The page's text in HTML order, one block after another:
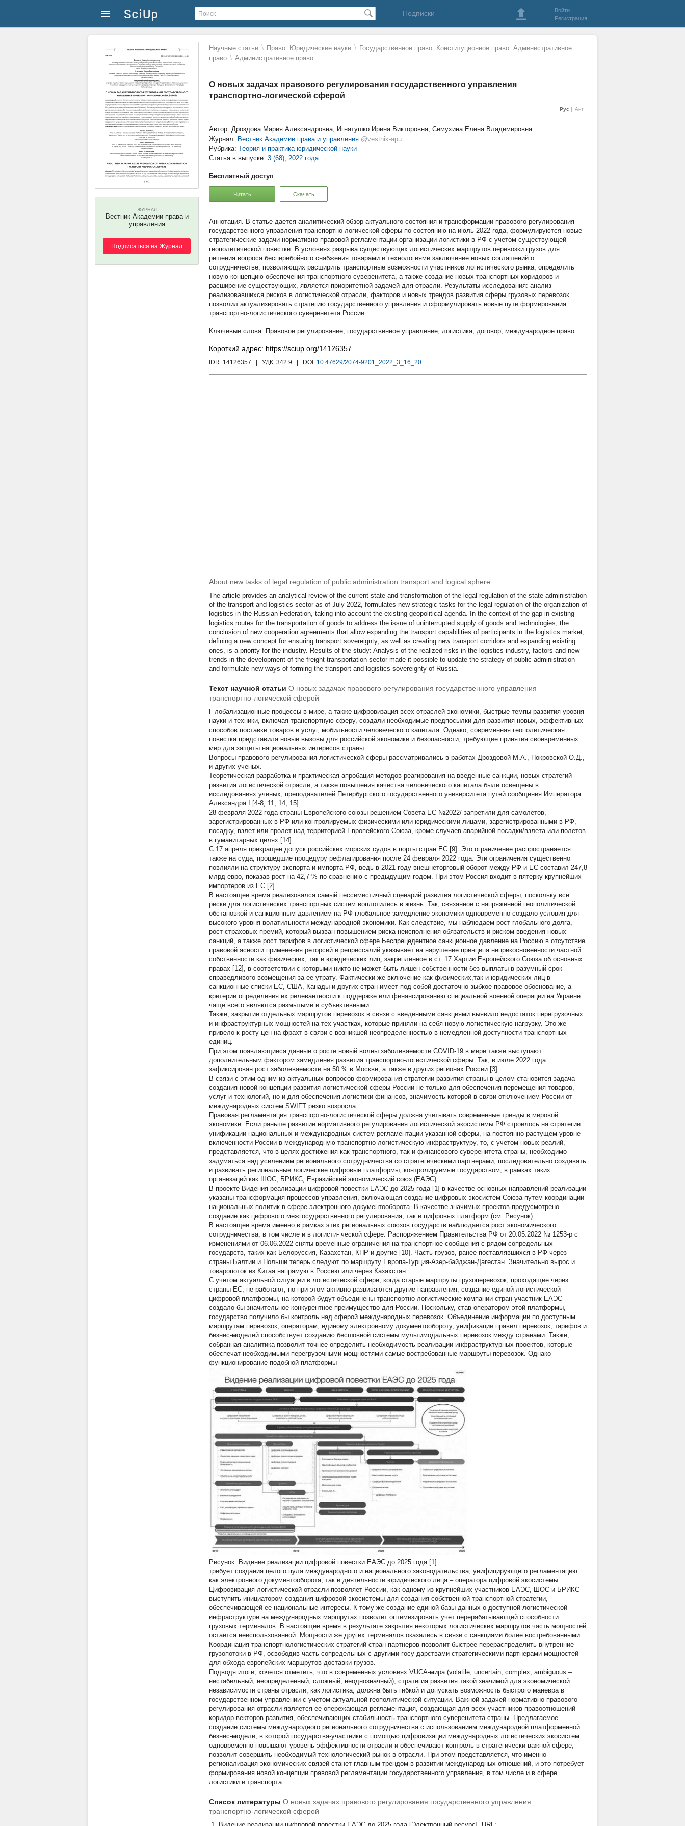
Подписки
Войти
Регистрация
Научные статьи \ Право. Юридические науки \ Государственное право. Конституционное право. Административное
право \ Административное право
О новых задачах правового регулирования государственного управления
транспортно-логической сферой
Рус Анг
ЖУРНАЛ
Вестник Академии права и
управления
Подписаться на Журнал
Автор: Дроздова Мария Александровна, Игнатушко Ирина Викторовна, Семухина Елена Владимировна
Журнал: Вестник Академии права и управления @vestnik-apu
Рубрика: Теория и практика юридической науки
Статья в выпуске: 3 (68), 2022 года.
Бесплатный доступ
Читать Скачать
В статье дается аналитический обзор актуального состояния и трансформации правового регулирования
государственного управления транспортно-логической сферы по состоянию на июль 2022 года, формулируются новые
стратегические задачи нормативно-правовой регламентации организации логистики в РФ с учетом существующей
геополитической повестки. В условиях разрыва существующих логистических маршрутов перевозки грузов для
решения вопроса бесперебойного снабжения товарами и технологиями заключение новых соглашений о
сотрудничестве, позволяющих расширить транспортные возможности участников логистического рынка, определить
новую концепцию обеспечения транспортного суверенитета, а также создание новых транспортных коридоров и
расширение существующих, является приоритетной задачей для отрасли. Результаты исследования: анализ
реализовавшихся рисков в логистической отрасли, факторов и новых трендов развития сферы грузовых перевозок
позволил актуализировать стратегию государственного управления и сформулировать новые пути формирования
транспортно-логистического суверенитета России.
Правовое регулирование, государственное управление, логистика, договор, международное право
Короткий адрес: https://sciup.org/14126357
IDR: 14126357 | УДК: 342.9 | DOI: 10.47629/2074-9201_2022_3_16_20
About new tasks of legal regulation of public administration transport and logical sphere
The article provides an analytical review of the current state and transformation of the legal regulation of the state administration
of the transport and logistics sector as of July 2022, formulates new strategic tasks for the legal regulation of the organization of
logistics in the Russian Federation, taking into account the existing geopolitical agenda. In the context of the gap in existing
logistics routes for the transportation of goods to address the issue of uninterrupted supply of goods and technologies, the
conclusion of new cooperation agreements that allow expanding the transport capabilities of participants in the logistics market,
defining a new concept for ensuring transport sovereignty, as well as creating new transport corridors and expanding existing
ones, is a priority for the industry. Results of the study: Analysis of the realized risks in the logistics industry, factors and new
trends in the development of the freight transportation sector made it possible to update the strategy of public administration
and formulate new ways of forming the transport and logistics sovereignty of Russia.
Текст научной статьи О новых задачах правового регулирования государственного управления
транспортно-логической сферой
Г лобализационные процессы в мире, а также цифровизация всех отраслей экономики, быстрые темпы развития уровня
науки и техники, включая транспортную сферу, создали необходимые предпосылки для развития новых, эффективных
способов поставки товаров и услуг, мобильности человеческого капитала. Однако, современная геополитическая
повестка представила новые вызовы для российской экономики и безопасности, требующие принятия своевременных
мер для защиты национальных интересов страны.
Вопросы правового регулирования логистической сферы рассматривались в работах Дроздовой М.А., Покровской О.Д.,
и других ученых.
Теоретическая разработка и практическая апробация методов реагирования на введенные санкции, новых стратегий
развития логистической отрасли, а также повышения качества человеческого капитала были освещены в
исследованиях ученых, преподавателей Петербургского государственного университета путей сообщения Императора
Александра I [4-8; 11; 14; 15].
28 февраля 2022 года страны Европейского союзы решением Совета ЕС №2022/ запретили для самолетов,
зарегистрированных в РФ или контролируемых физическими или юридическими лицами, зарегистрированными в РФ,
посадку, взлет или пролет над территорией Европейского Союза, кроме случаев аварийной посадки/взлета или полетов
в гуманитарных целях [14].
С 17 апреля прекращен допуск российских морских судов в порты стран ЕС [9]. Это ограничение распространяется
также на суда, прошедшие процедуру рефлагирования после 24 февраля 2022 года. Эти ограничения существенно
повлияли на структуру экспорта и импорта РФ, ведь в 2021 году внешнеторговый оборот между РФ и ЕС составил 247,8
млрд евро, показав рост на 42,7 % по сравнению с предыдущим годом. При этом Россия входит в пятерку крупнейших
импортеров из ЕС [2].
В настоящее время реализовался самый пессимистичный сценарий развития логистической сферы, поскольку все
риски для логистических транспортных систем воплотились в жизнь. Так, связанное с напряженной геополитической
обстановкой и санкционным давлением на РФ глобальное замедление экономики одновременно создало условия для
высокого уровня волатильности международной экономики. Как следствие, мы наблюдаем рост глобального долга,
рост страховых премий, который вызван повышением риска неисполнения обязательств и риском введения новых
санкций, а также рост тарифов в логистической сфере.Беспрецедентное санкционное давление на Россию в отсутствие
правовой ясности применения реторсий и репрессалий указывает на нарушение принципа неприкосновенности частной
собственности как физических, так и юридических лиц, закрепленное в ст. 17 Хартии Европейского Союза об основных
правах [12], в соответствии с которыми никто не может быть лишен собственности без выплаты в разумный срок
справедливого возмещения за ее утрату. Фактически же включение как физических,так и юридических лиц в
санкционные списки ЕС, США, Канады и других стран имеет под собой достаточно зыбкое правовое обоснование, а
критерии определения их релевантности к поддержке или финансированию специальной военной операции на Украине
чаще всего являются размытыми и субъективными.
Также, закрытие отдельных маршрутов перевозок в связи с введенными санкциями выявило недостаток перегрузочных
и инфраструктурных мощностей на тех участках, которые приняли на себя новую логистическую нагрузку. Это же
привело к росту цен на фрахт в связи с возникшей неопределенностью в немедленной доступности транспортных
единиц.
При этом появляющиеся данные о росте новый волны заболеваемости COVID-19 в мире также выступают
дополнительным фактором замедления развития транспортно-логистической сферы. Так, в июле 2022 года
зафиксирован рост заболеваемости на 50 % в Москве, а также в других регионах России [3].
В связи с этим одним из актуальных вопросов формирования стратегии развития страны в целом становится задача
создания новой концепции развития логистической сферы России не только для обеспечения перемещения товаров,
услуг и технологий, но и для обеспечения логистики финансов, значимость которой в связи отключением России от
международных систем SWIFT резко возросла.
Правовая регламентация транспортно-логистической сферы должна учитывать современные тренды в мировой
экономике. Если раньше развитие нормативного регулирования логистической экосистемы РФ строилось на стратегии
унификации национальных и международных систем регламентации указанной сферы, на постоянно растущем уровне
включенности России в международную транспортно-логистическую инфраструктуру, то, с учетом новых реалий,
представляется, что в целях достижения как транспортного, так и финансового суверенитета страны, необходимо
задуматься над усилением регионального сотрудничества со стратегическими партнерами, последовательно создавать
и развивать региональные логические цифровые платформы, контролируемые государством, в рамках таких
организаций как ШОС, БРИКС, Евразийский экономический союз (ЕАЭС).
В проекте Видения реализации цифровой повестки ЕАЭС до 2025 года [1] в качестве основных направлений реализации
указаны трансформация процессов управления, включающая создание цифровых экосистем Союза путем координации
национальных политик в сфере электронного документооборота. В качестве значимых проектов предусмотрено
создание как цифрового межгосударственного регулирования, так и цифровых платформ (см. Рисунок).
В настоящее время именно в рамках этих региональных союзов государств наблюдается рост экономического
сотрудничества, в том числе и в логисти- ческой сфере. Распоряжением Правительства РФ от 20.05.2022 № 1253-р с
изменениями от 06.06.2022 сняты временные ограничения на транспортное сообщения с рядом сопредельных
государств, таких как Белоруссия, Казахстан, КНР и другие [10]. Часть грузов, ранее поставлявшихся в РФ через
страны Балтии и Польши теперь следуют по маршруту Европа-Турция-Азер-байджан-Дагестан. Значительно вырос и
товаропоток из Китая напрямую в Россию или через Казахстан.
С учетом актуальной ситуации в логистической сфере, когда старые маршруты грузоперевозок, проходящие через
страны ЕС, не работают, но при этом активно развиваются другие направления, создание единой логистической
цифровой платформы, на которой будут объединены транспортно-логистические компании стран-участник ЕАЭС
создало бы значительное конкурентное преимущество для России. Поскольку, став оператором этой платформы,
государство получило бы контроль над сферой международных перевозок. Объединение информации по доступным
маршрутам перевозок, операторам, единому электронному документообороту, унификации правил перевозок, тарифов и
бизнес-моделей способствует созданию бесшовной системы мультимодальных перевозок между странами. Также,
собранная аналитика позволит точнее определить необходимость реализации инфраструктурных проектов, которые
обеспечат необходимыми перегрузочными мощностями самые востребованные маршруты перевозок. Однако
функционирование подобной платформы
Рисунок. Видение реализации цифровой повестки ЕАЭС до 2025 года [1]
требует создания целого пула международного и национального законодательства, унифицирующего регламентацию
как электронного документооборота, так и деятельности юридического лица – оператора цифровой экосистемы.
Цифровизация логистической отрасли позволяет России, как одному из крупнейших участников ЕАЭС, ШОС и БРИКС
выступить инициатором создания цифровой экосистемы для создания собственной транспортной стратегии,
обеспечивающей ее национальные интересы. К тому же создание единой базы данных о доступной логистической
инфраструктуре на международных маршрутах позволит оптимизировать учет перерабатывающей способности
грузовых терминалов. В настоящее время в результате закрытия некоторых логистических маршрутов часть мощностей
остается неиспользованной. Мощности же других терминалов оказались в связи с санкциями более востребованными.
Координация транспортнологистических стратегий стран-партнеров позволит быстрее перераспределить внутренние
грузопотоки в РФ, освободив часть сопредельных с другими госу-дарствами-стратегическими партнерами мощностей
для обхода европейских маршрутов доставки грузов.
Подводя итоги, хочется отметить, что в современных условиях VUCA-мира (volatile, uncertain, complex, ambiguous –
нестабильный, неопределенный, сложный, неоднозначный), стратегия развития такой значимой для экономической
независимости страны отрасли, как логистика, должна быть гибкой и допускать возможность быстрого маневра в
государственном управлении с учетом актуальной геополитической ситуации. Важной задачей нормативно-правового
регулирования отрасли является ее опережающая регламентация, создающая для всех участников правоотношений
коридор векторов развития, обеспечивающих стабильность транспортного суверенитета страны. Предлагаемое
создание системы международного регионального сотрудничества с использованием международной платформенной
бизнес-модели, в которой государства-участники с помощью цифровизации международных логистических экосистем
одновременно повышают уровень эффективности отрасли и обеспечивают контроль в стратегически важной сфере,
позволит совершить необходимый технологический рынок в отрасли. При этом представляется, что именно
регионализация экономических связей станет главным трендом в развитии международных отношений, и это потребует
формирования новой концепции правовой регламентации государственного управления, в том числе и в сфере
логистики и транспорта.
Список литературы О новых задачах правового регулирования государственного управления
транспортно-логической сферой